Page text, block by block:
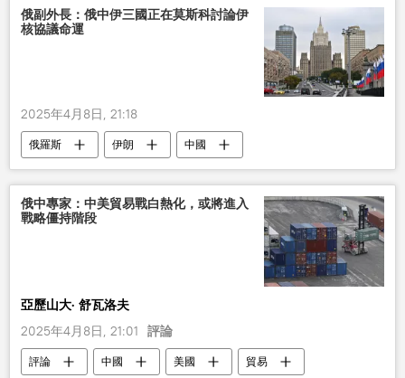
俄副外長：俄中伊三國正在莫斯科討論伊
核協議命運
2025年4月8日, 21:18
俄羅斯 伊朗 中國
俄中專家：中美貿易戰白熱化，或將進入
戰略僵持階段
亞歷山大· 舒瓦洛夫
2025年4月8日, 21:01
評論
評論 中國 美國 貿易